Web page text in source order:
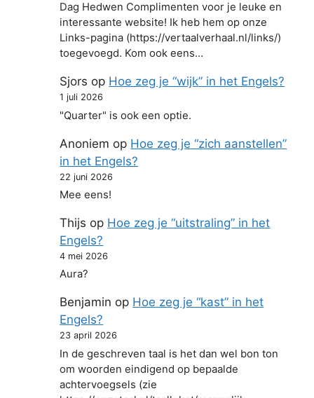
Dag Hedwen Complimenten voor je leuke en
interessante website! Ik heb hem op onze
Links-pagina (https://vertaalverhaal.nl/links/)
toegevoegd. Kom ook eens…
Sjors op Hoe zeg je “wijk” in het Engels?
1 juli 2026
"Quarter" is ook een optie.
Anoniem op Hoe zeg je “zich aanstellen”
in het Engels?
22 juni 2026
Mee eens!
Thijs op Hoe zeg je “uitstraling” in het
Engels?
4 mei 2026
Aura?
Benjamin op Hoe zeg je “kast” in het
Engels?
23 april 2026
In de geschreven taal is het dan wel bon ton
om woorden eindigend op bepaalde
achtervoegsels (zie